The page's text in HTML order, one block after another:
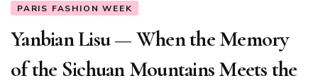
PARIS FASHION WEEK
Yanbian Lisu — When the Memory
of the Sichuan Mountains Meets the